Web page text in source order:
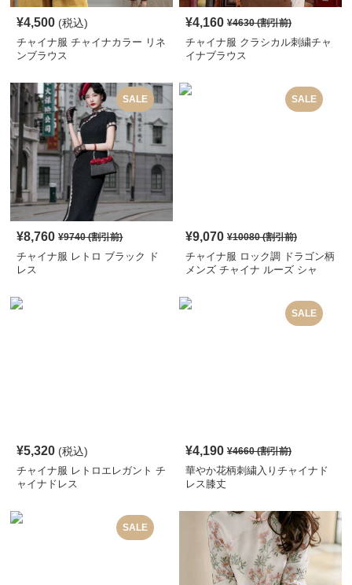
¥4,500 (税込)
チャイナ服 チャイナカラー リネ
ンブラウス
¥4,160 ¥4630(割引前)
チャイナ服 クラシカル刺繍チャ
イナブラウス
SALE
¥8,760 ¥9740(割引前)
チャイナ服 レトロ ブラック ド
レス
SALE
¥9,070 ¥10080(割引前)
チャイナ服 ロック調 ドラゴン柄
メンズ チャイナ ルーズ シャ
¥5,320 (税込)
チャイナ服 レトロエレガント チ
ャイナドレス
SALE
¥4,190 ¥4660(割引前)
華やか花柄刺繍入りチャイナド
レス膝丈
SALE